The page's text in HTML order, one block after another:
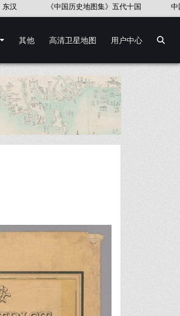
国语言地图集》37幅 《第一次世界大战地图
其他 高清卫星地图 用户中心